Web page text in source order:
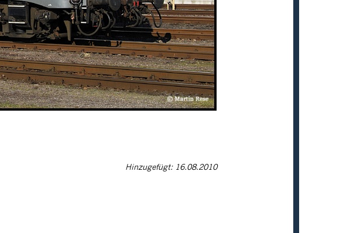
Hinzugefügt: 16.08.2010